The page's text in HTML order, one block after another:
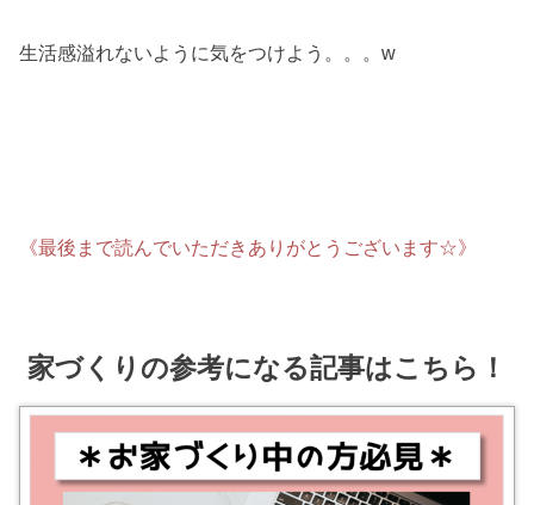
生活感溢れないように気をつけよう。。。w
《最後まで読んでいただきありがとうございます☆》
家づくりの参考になる記事はこちら！